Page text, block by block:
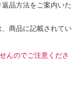
品方法をご案内いた
商品に記載されてい
んのでご注意くださ